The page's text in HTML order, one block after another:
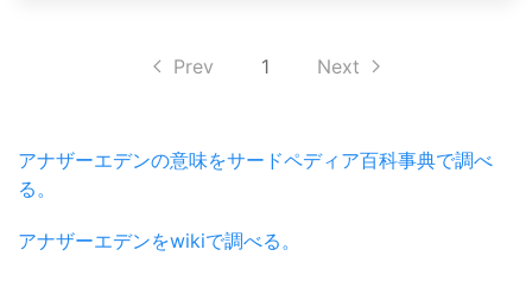
Prev 1 Next
アナザーエデンの意味をサードペディア百科事典で調べ
る。
アナザーエデンをwikiで調べる。